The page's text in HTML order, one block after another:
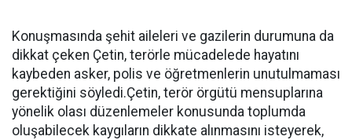
Konuşmasında şehit aileleri ve gazilerin durumuna da
dikkat çeken Çetin, terörle mücadelede hayatını
kaybeden asker, polis ve öğretmenlerin unutulmaması
gerektiğini söyledi.Çetin, terör örgütü mensuplarına
yönelik olası düzenlemeler konusunda toplumda
oluşabilecek kaygıların dikkate alınmasını isteyerek,